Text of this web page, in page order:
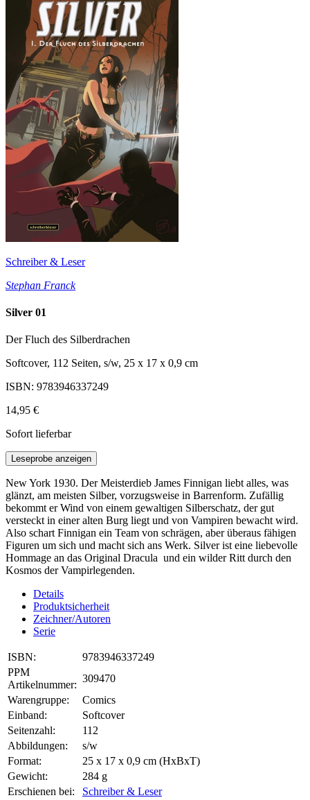
Schreiber & Leser
Stephan Franck
Silver 01
Der Fluch des Silberdrachen
Softcover, 112 Seiten, s/w, 25 x 17 x 0,9 cm
ISBN: 9783946337249
14,95 €
Sofort lieferbar
Leseprobe anzeigen
New York 1930. Der Meisterdieb James Finnigan liebt alles, was
glänzt, am meisten Silber, vorzugsweise in Barrenform. Zufällig
bekommt er Wind von einem gewaltigen Silberschatz, der gut
versteckt in einer alten Burg liegt und von Vampiren bewacht wird.
Also schart Finnigan ein Team von schrägen, aber überaus fähigen
Figuren um sich und macht sich ans Werk. Silver ist eine liebevolle
Hommage an das Original Dracula und ein wilder Ritt durch den
Kosmos der Vampirlegenden.
Details
Produktsicherheit
Zeichner/Autoren
Serie
ISBN:
9783946337249
PPM
Artikelnummer:
309470
Warengruppe:
Comics
Einband:
Softcover
Seitenzahl:
112
Abbildungen:
s/w
Format:
25 x 17 x 0,9 cm (HxBxT)
Gewicht:
284 g
Erschienen bei:
Schreiber & Leser